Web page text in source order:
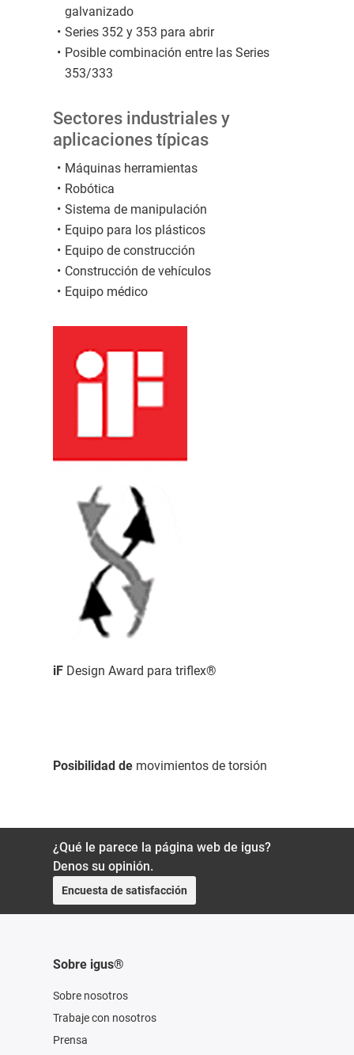
galvanizado
Series 352 y 353 para abrir
Posible combinación entre las Series
353/333
Sectores industriales y
aplicaciones típicas
Máquinas herramientas
Robótica
Sistema de manipulación
Equipo para los plásticos
Equipo de construcción
Construcción de vehículos
Equipo médico
iF Design Award para triflex®
Posibilidad de movimientos de torsión
¿Qué le parece la página web de igus?
Denos su opinión.
Encuesta de satisfacción
Sobre igus®
Sobre nosotros
Trabaje con nosotros
Prensa